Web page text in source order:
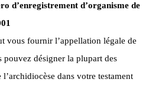
d’enregistrement d’organisme de
vous fournir l’appellation légale de
pouvez désigner la plupart des
dans votre testament